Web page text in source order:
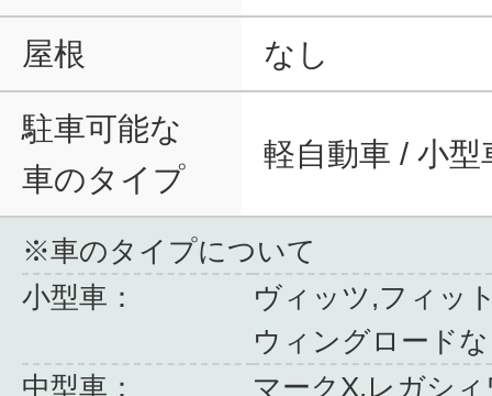
屋根 なし
駐車可能な
車のタイプ
軽自動車 / 小型
※車のタイプについて
小型車：
ヴィッツ,フィッ
ウィングロード
中型車：
マークX,レガシ